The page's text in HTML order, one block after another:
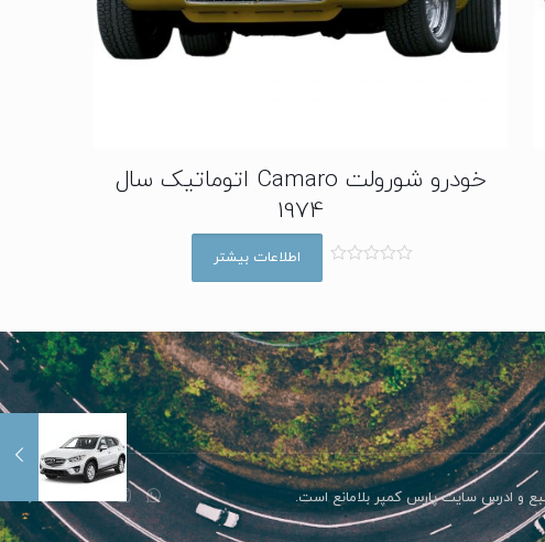
خودرو شورولت Camaro اتوماتیک سال
1974
ا
ز
0
ا
ز
5
اطلاعات بیشتر
و ادرس سایت پارس کمپر بلامانع است.